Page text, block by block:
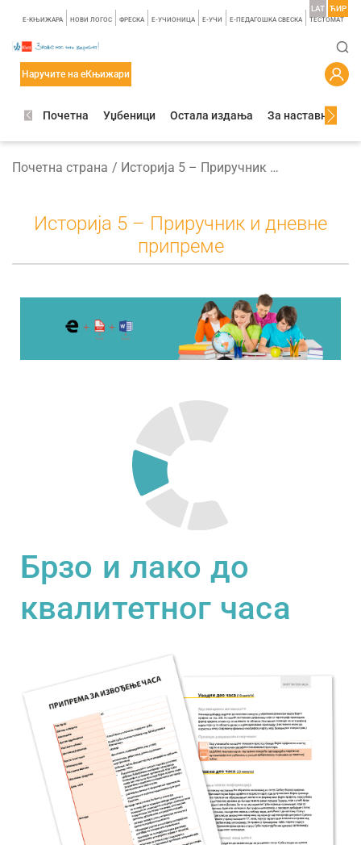
E-КЊИЖАРА НОВИ ЛОГОС ФРЕСКА E-УЧИОНИЦА E-УЧИ Е-ПЕДАГОШКА СВЕСКА TЕСТОМАТ
LAT ЋИР
Наручите на еКњижари
Почетна Уџбеници Остала издања За наставнике
Почетна страна Историја 5 – Приручник и дневне припреме
Историја 5 – Приручник и дневне
припреме
Брзо и лако до
квалитетног часа